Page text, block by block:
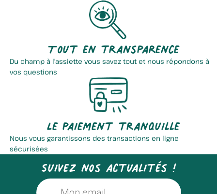
Tout en transparence
Du champ à l'assiette vous savez tout et nous répondons à
vos questions
Le paiement tranquille
Nous vous garantissons des transactions en ligne
sécurisées
Suivez nos actualités !